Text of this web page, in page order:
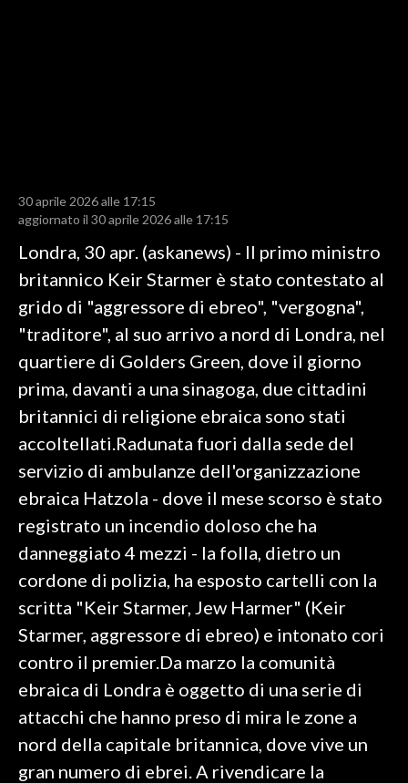
CALCIO
CALCIO REGIONALE
BASKET
VOLLEY
MOTORI
TENNIS
ALTRI SPORT
SPETTACOLI
GOSSIP
SALUTE
SARDEGNA TURISMO
#CARAUNIONE
3 MINUTI CON
30 aprile 2026 alle 17:15
aggiornato il 30 aprile 2026 alle 17:15
Londra, 30 apr. (askanews) - Il primo ministro
britannico Keir Starmer è stato contestato al
grido di "aggressore di ebreo", "vergogna",
"traditore", al suo arrivo a nord di Londra, nel
quartiere di Golders Green, dove il giorno
prima, davanti a una sinagoga, due cittadini
britannici di religione ebraica sono stati
accoltellati.Radunata fuori dalla sede del
servizio di ambulanze dell'organizzazione
ebraica Hatzola - dove il mese scorso è stato
registrato un incendio doloso che ha
danneggiato 4 mezzi - la folla, dietro un
cordone di polizia, ha esposto cartelli con la
scritta "Keir Starmer, Jew Harmer" (Keir
Starmer, aggressore di ebreo) e intonato cori
contro il premier.Da marzo la comunità
ebraica di Londra è oggetto di una serie di
attacchi che hanno preso di mira le zone a
nord della capitale britannica, dove vive un
gran numero di ebrei. A rivendicare la